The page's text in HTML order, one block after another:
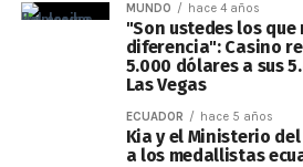
MUNDO hace 4 años
"Son ustedes los que
diferencia": Casino
5.000 dólares a sus
Las Vegas
ECUADOR hace 5 años
Kia y el Ministerio
a los medallistas